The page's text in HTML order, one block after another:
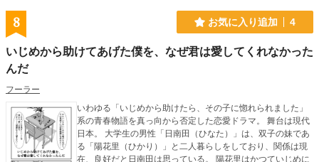
8 お気に入り追加 4
いじめから助けてあげた僕を、なぜ君は愛してくれなかった
んだ
フーラー
いわゆる「いじめから助けたら、その子に惚れられました」
系の青春物語を真っ向から否定した恋愛ドラマ。 舞台は現代
日本。 大学生の男性「日南田（ひなた）」は、双子の妹であ
る「陽花里（ひかり）」と二人暮らしをしており、関係は現
在、良好だと日南田は思っている。 陽花里はかつていじめに